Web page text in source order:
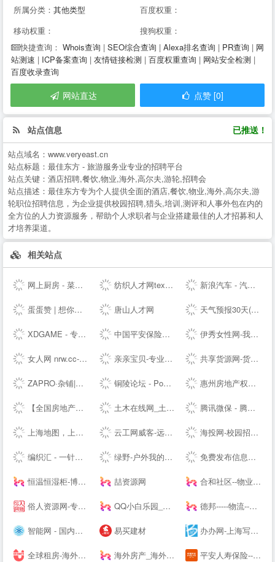
所属分类： 其他类型
百度权重：
移动权重：
搜狗权重：
快捷查询： Whois查询 | SEO综合查询 | Alexa排名查询 | PR查询 | 网
站测速 | ICP备案查询 | 友情链接检测 | 百度权重查询 | 网站安全检测 |
百度收录查询
网站直达 点赞 [0]
站点信息 已推送！
站点域名： www.veryeast.cn
站点标题： 最佳东方 - 旅游服务业专业的招聘平台
站点关键： 酒店招聘,餐饮,物业,海外,高尔夫,游轮,招聘会
站点描述： 最佳东方专为个人提供全面的酒店,餐饮,物业,海外,高尔夫,游
轮职位招聘信息，为企业提供校园招聘,猎头,培训,测评和人事外包在内的
全方位的人力资源服务，帮助个人求职者与企业搭建最佳的人才招募和人
才培养渠道。
相关站点
网上厨房 - 菜谱食谱大全 - 学做家常菜的美食网 纺织人才网texhr.cn-纺织---纺织人才--站 新浪汽车 - 汽车生活源动力！
蛋蛋赞 | 想你所想,看你所看! 唐山人才网 天气预报30天(一个月)天气查询，天气预报未来15、20、30天 - 30天天气
XDGAME - 专注单机游戏试玩及正版推荐！ 中国平安保险集团提供专业的保险、银行、投资、贷款、理财服务 伊秀女性网-我们致力于专业的女性时尚--
女人网 nrw.cc-时尚女性-- 亲亲宝贝-专业的育儿网站_亲亲宝贝网 共享货源网-货源总舵，淘宝店货源，工厂货源，奢侈品货源网
ZAPRO·杂铺|发现美好，分享快乐！ 铜陵论坛 - Powered by Discuz! 惠州房地产权威媒体-惠民之家房产网
【全国房地产门户|房地产网】-实播看房抢优惠-全国房天下 土木在线网_土木工程师专业技术交流资料下载 腾讯微保 - 腾讯官方保险代理平台
上海地图，上海电子地图，上海街景地图，实景地图 - 城市吧街景地图2021 云工网威客-远程工作、按需雇佣，灵活用工人才共享平台 海投网-校园招聘|校招|宣讲会|为应届毕业生提供校园招聘会最新信息
编织汇 - 一针一线织出无限可能！ 绿野-户外我的生活-绿野活动 免费发布信息网站大全_信息发布网站大全_B2B网站大全 - 壹佰导航网
恒温恒湿柜-博物馆展柜-展柜恒湿机-除湿加湿一体机-投影机恒温箱 喆资源网 合和社区--物业管理服务综合信息论坛
俗人资源网-专注网站源码、网站模板、插件，技术教程、实用工具、绿色软件、活动线报！ QQ小白乐园_三岁资源网_技术导航_全网精品资源分享平台 德邦-----物流--一站式服务
智能网 - 国内专业的人工智能科技门户 易买建材 办办网-上海写字楼出租_上海办公室出租
全球租房-海外租房-留学租房-留学生公寓-U--s异乡好居 海外房产_海外买房置业_海外房产投资 - 外国买房网 | Waigf.com 平安人寿保险---人寿保险,重疾保险,意外保险,医疗保险,少儿保险,理财储蓄